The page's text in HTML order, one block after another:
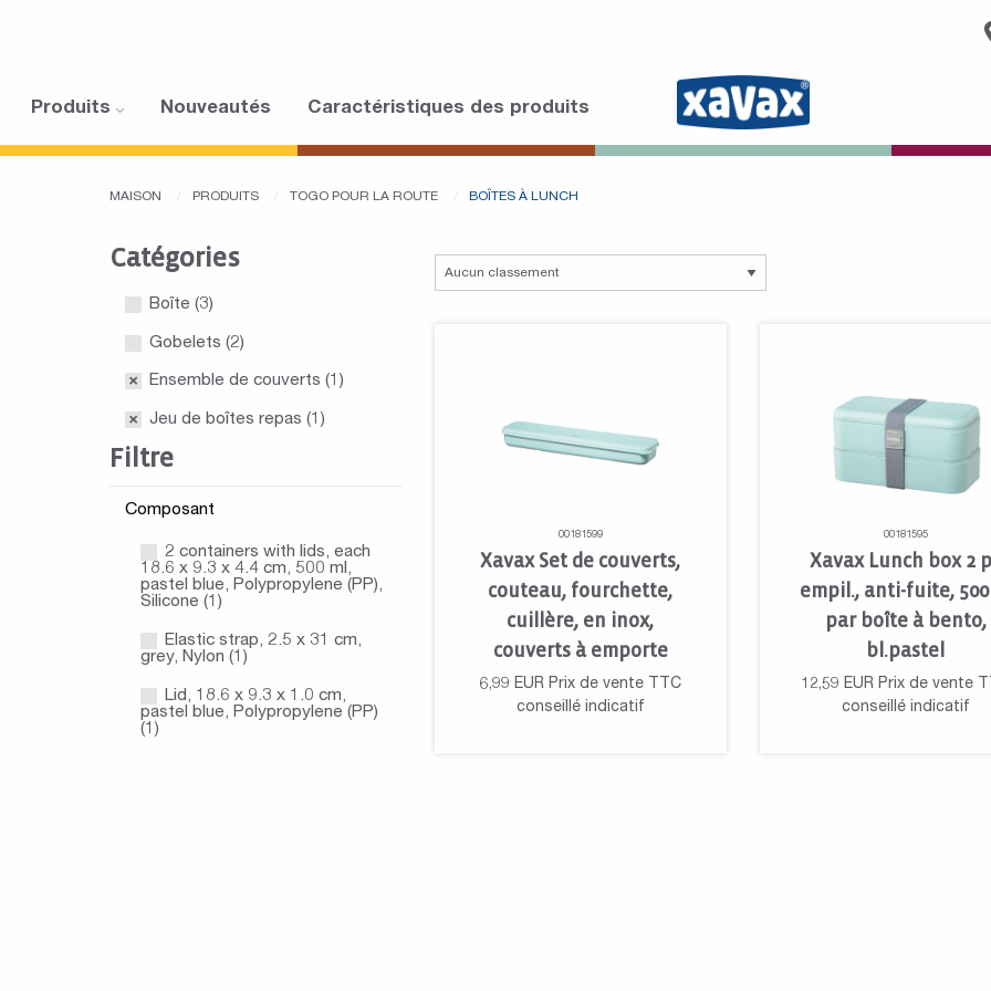
Produits Nouveautés Caractéristiques des produits
MAISON PRODUITS TOGO POUR LA ROUTE BOÎTES À LUNCH
Catégories
Boîte (3)
Gobelets (2)
Ensemble de couverts (1)
Jeu de boîtes repas (1)
Filtre
Composant
2 containers with lids, each
18.6 x 9.3 x 4.4 cm, 500 ml,
pastel blue, Polypropylene (PP),
Silicone (1)
Elastic strap, 2.5 x 31 cm,
grey, Nylon (1)
Lid, 18.6 x 9.3 x 1.0 cm,
pastel blue, Polypropylene (PP)
(1)
00181599
Xavax Set de couverts,
couteau, fourchette,
cuillère, en inox,
couverts à emporte
6,99 EUR Prix de vente TTC
conseillé indicatif
00181595
Xavax Lunch box 2
empil., anti-fuite,
par boîte à bento,
bl.pastel
12,59 EUR Prix de vente
conseillé indicatif